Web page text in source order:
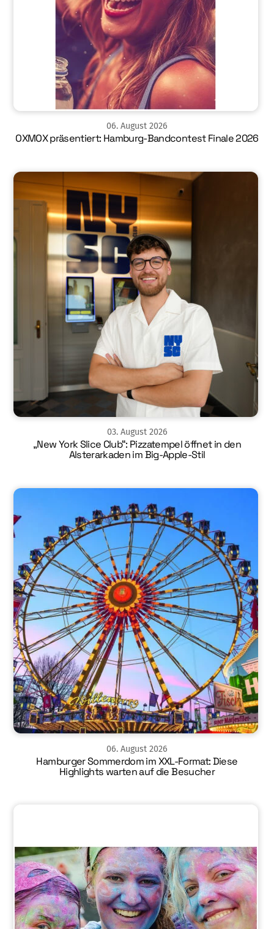
06. August 2026
OXMOX präsentiert: Hamburg-Bandcontest Finale 2026
03. August 2026
„New York Slice Club“: Pizzatempel öffnet in den
Alsterarkaden im Big-Apple-Stil
06. August 2026
Hamburger Sommerdom im XXL-Format: Diese
Highlights warten auf die Besucher